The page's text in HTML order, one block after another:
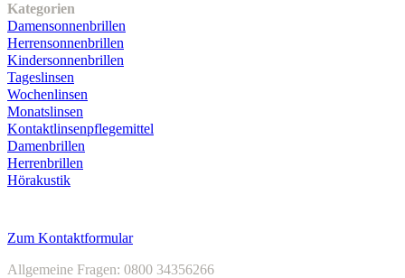
Kategorien
Damensonnenbrillen
Herrensonnenbrillen
Kindersonnenbrillen
Tageslinsen
Wochenlinsen
Monatslinsen
Kontaktlinsenpflegemittel
Damenbrillen
Herrenbrillen
Hörakustik
Zum Kontaktformular
Allgemeine Fragen: 0800 34356266